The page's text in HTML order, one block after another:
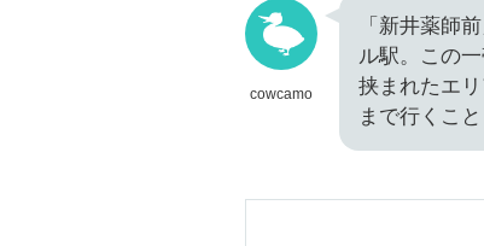
cowcamo
「新井薬師
ル駅。この
挟まれたエ
まで行くこと